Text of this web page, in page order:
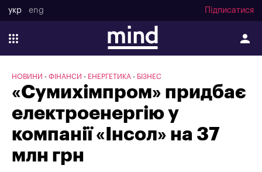
укр eng Підписатися
НОВИНИ ФІНАНСИ ЕНЕРГЕТИКА БІЗНЕС
«Сумихімпром» придбає
електроенергію у
компанії «Інсол» на 37
млн грн